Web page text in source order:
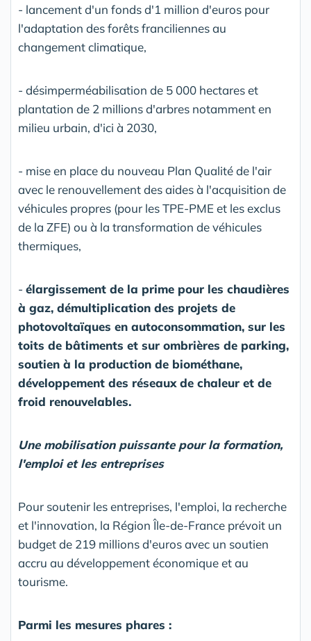
- lancement d'un fonds d'1 million d'euros pour
l'adaptation des forêts franciliennes au
changement climatique,
- désimperméabilisation de 5 000 hectares et
plantation de 2 millions d'arbres notamment en
milieu urbain, d'ici à 2030,
- mise en place du nouveau Plan Qualité de l'air
avec le renouvellement des aides à l'acquisition de
véhicules propres (pour les TPE-PME et les exclus
de la ZFE) ou à la transformation de véhicules
thermiques,
- élargissement de la prime pour les chaudières
à gaz, démultiplication des projets de
photovoltaïques en autoconsommation, sur les
toits de bâtiments et sur ombrières de parking,
soutien à la production de biométhane,
développement des réseaux de chaleur et de
froid renouvelables.
Une mobilisation puissante pour la formation,
l'emploi et les entreprises
Pour soutenir les entreprises, l'emploi, la recherche
et l'innovation, la Région Île-de-France prévoit un
budget de 219 millions d'euros avec un soutien
accru au développement économique et au
tourisme.
Parmi les mesures phares :